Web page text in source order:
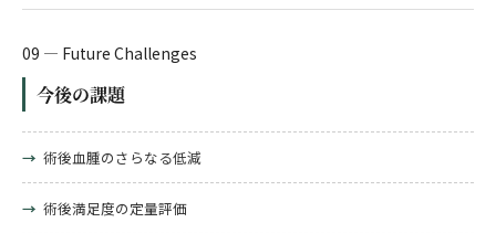
09 — Future Challenges
今後の課題
→ 術後血腫のさらなる低減
→ 術後満足度の定量評価